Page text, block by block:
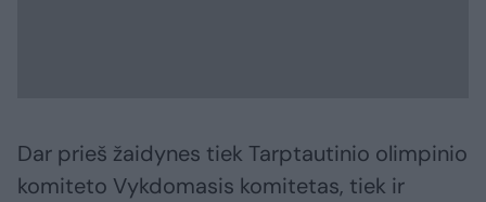
Dar prieš žaidynes tiek Tarptautinio olimpinio
komiteto Vykdomasis komitetas, tiek ir